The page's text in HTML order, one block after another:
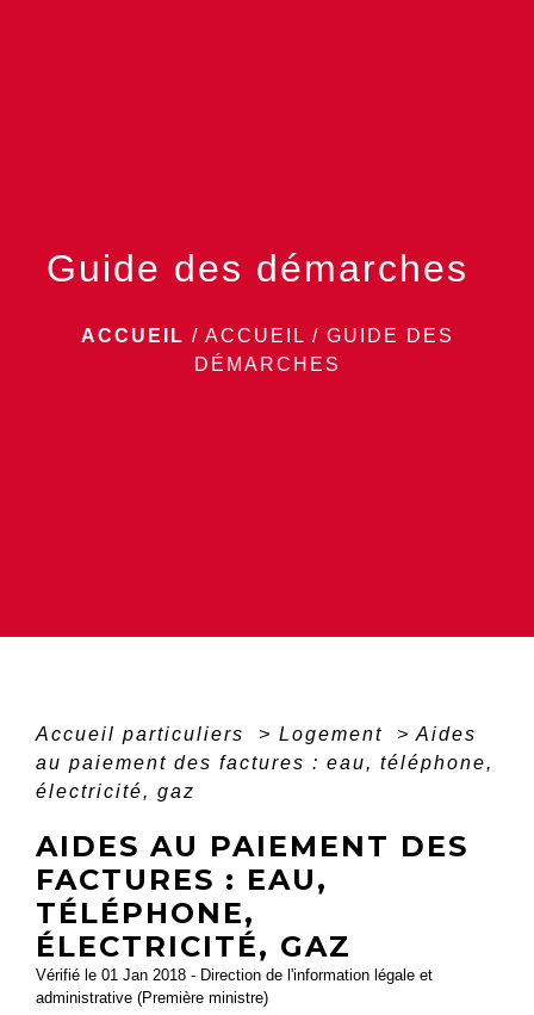
Guide des démarches
ACCUEIL / ACCUEIL / GUIDE DES
DÉMARCHES
Accueil particuliers > Logement > Aides
au paiement des factures : eau, téléphone,
électricité, gaz
AIDES AU PAIEMENT DES
FACTURES : EAU,
TÉLÉPHONE,
ÉLECTRICITÉ, GAZ
Vérifié le 01 Jan 2018 - Direction de l'information légale et
administrative (Première ministre)